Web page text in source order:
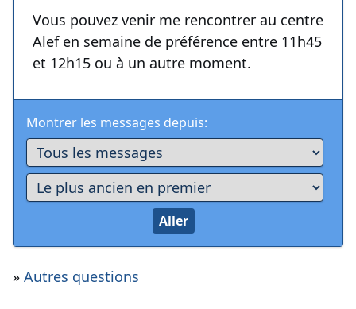
Vous pouvez venir me rencontrer au centre
Alef en semaine de préférence entre 11h45
et 12h15 ou à un autre moment.
Montrer les messages depuis:
» Autres questions